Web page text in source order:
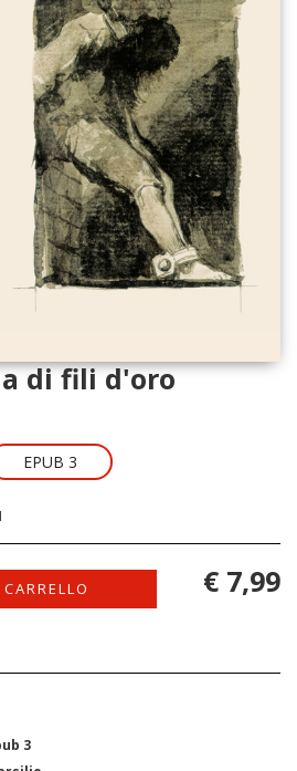
di fili d'oro
EPUB 3
€ 7,99
3